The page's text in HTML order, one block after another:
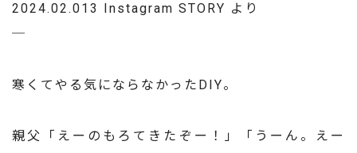
2024.02.013 Instagram STORY より
─
寒くてやる気にならなかったDIY。
親父「えーのもろてきたぞー！」「うーん。えー